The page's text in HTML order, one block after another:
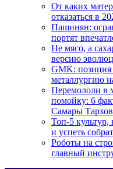
От каких
отказаться в
Пашинян:
портят
Не мясо, а
версию
GMK:
металлургию
Перемололи в
помойку: 6
Самары
Топ-5 культур,
и успеть
Роботы на
главный